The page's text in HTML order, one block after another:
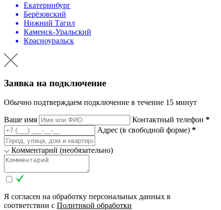
Екатеринбург
Берёзовский
Нижний Тагил
Каменск-Уральский
Красноуральск
Заявка на подключение
Обычно подтверждаем подключение в течение 15 минут
Ваше имя Контактный телефон *
Адрес (в свободной форме) *
Комментарий (необязательно)
Я согласен на обработку персональных данных в
соответствии с Политикой обработки